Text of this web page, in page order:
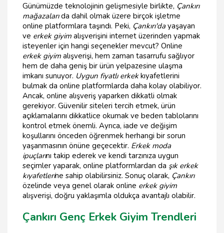
Günümüzde teknolojinin gelişmesiyle birlikte, Çankırı
mağazalarıda dahil olmak üzere birçok işletme
online platformlara taşındı. Peki, Çankırı'dayaşayan
ve erkek giyim alışverişini internet üzerinden yapmak
isteyenler için hangi seçenekler mevcut? Online
erkek giyim alışverişi, hem zaman tasarrufu sağlıyor
hem de daha geniş bir ürün yelpazesine ulaşma
imkanı sunuyor. Uygun fiyatlı erkekkıyafetlerini
bulmak da online platformlarda daha kolay olabiliyor.
Ancak, online alışveriş yaparken dikkatli olmak
gerekiyor. Güvenilir siteleri tercih etmek, ürün
açıklamalarını dikkatlice okumak ve beden tablolarını
kontrol etmek önemli. Ayrıca, iade ve değişim
koşullarını önceden öğrenmek herhangi bir sorun
yaşanmasının önüne geçecektir. Erkek moda
ipuçlarını takip ederek ve kendi tarzınıza uygun
seçimler yaparak, online platformlardan da şık erkek
kıyafetlerine sahip olabilirsiniz. Sonuç olarak, Çankırı
özelinde veya genel olarak online erkek giyim
alışverişi, doğru yaklaşımla oldukça avantajlı olabilir.
Çankırı Genç Erkek Giyim Trendleri